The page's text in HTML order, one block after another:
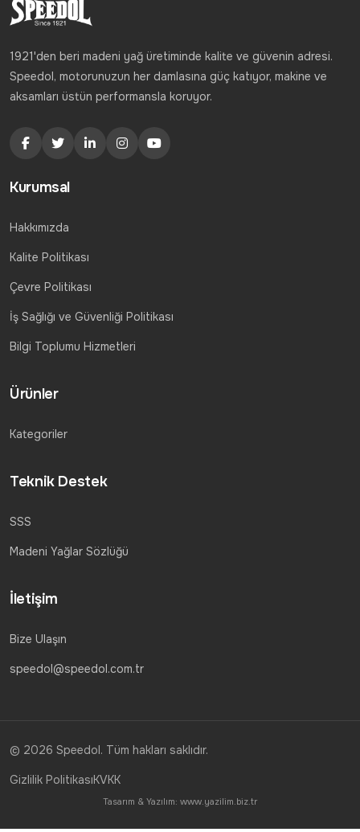
1921'den beri madeni yağ üretiminde kalite ve güvenin adresi.
Speedol, motorunuzun her damlasına güç katıyor, makine ve
aksamları üstün performansla koruyor.
Kurumsal
Hakkımızda
Kalite Politikası
Çevre Politikası
İş Sağlığı ve Güvenliği Politikası
Bilgi Toplumu Hizmetleri
Ürünler
Kategoriler
Teknik Destek
SSS
Madeni Yağlar Sözlüğü
İletişim
Bize Ulaşın
speedol@speedol.com.tr
© 2026 Speedol. Tüm hakları saklıdır.
Gizlilik PolitikasıKVKK
Tasarım & Yazılım: www.yazilim.biz.tr